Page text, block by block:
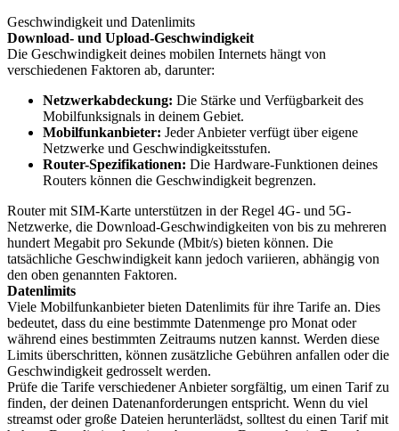
Geschwindigkeit und Datenlimits
Download- und Upload-Geschwindigkeit
Die Geschwindigkeit deines mobilen Internets hängt von
verschiedenen Faktoren ab, darunter:
Netzwerkabdeckung: Die Stärke und Verfügbarkeit des
Mobilfunksignals in deinem Gebiet.
Mobilfunkanbieter: Jeder Anbieter verfügt über eigene
Netzwerke und Geschwindigkeitsstufen.
Router-Spezifikationen: Die Hardware-Funktionen deines
Routers können die Geschwindigkeit begrenzen.
Router mit SIM-Karte unterstützen in der Regel 4G- und 5G-
Netzwerke, die Download-Geschwindigkeiten von bis zu mehreren
hundert Megabit pro Sekunde (Mbit/s) bieten können. Die
tatsächliche Geschwindigkeit kann jedoch variieren, abhängig von
den oben genannten Faktoren.
Datenlimits
Viele Mobilfunkanbieter bieten Datenlimits für ihre Tarife an. Dies
bedeutet, dass du eine bestimmte Datenmenge pro Monat oder
während eines bestimmten Zeitraums nutzen kannst. Werden diese
Limits überschritten, können zusätzliche Gebühren anfallen oder die
Geschwindigkeit gedrosselt werden.
Prüfe die Tarife verschiedener Anbieter sorgfältig, um einen Tarif zu
finden, der deinen Datenanforderungen entspricht. Wenn du viel
streamst oder große Dateien herunterlädst, solltest du einen Tarif mit